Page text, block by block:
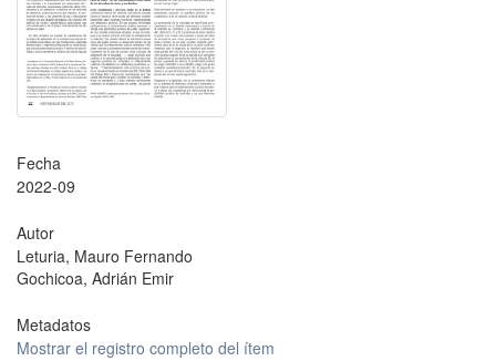
Fecha
2022-09
Autor
Leturia, Mauro Fernando
Gochicoa, Adrián Emir
Metadatos
Mostrar el registro completo del ítem